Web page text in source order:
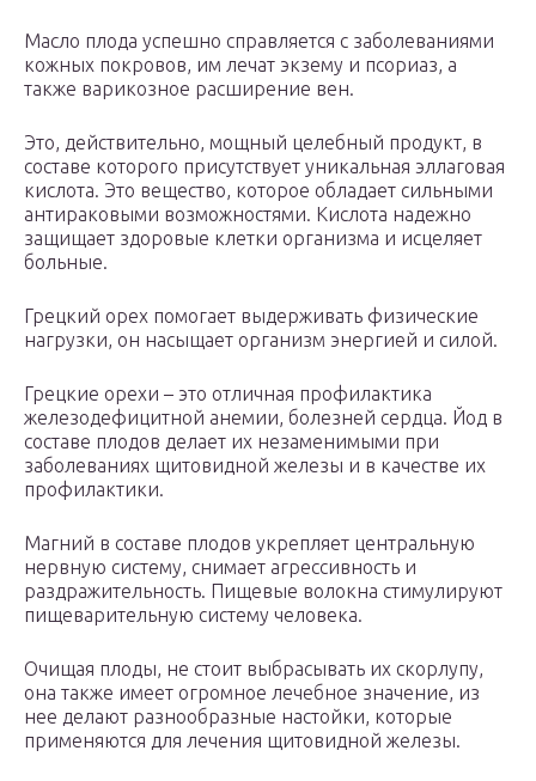
Масло плода успешно справляется с заболеваниями
кожных покровов, им лечат экзему и псориаз, а
также варикозное расширение вен.
Это, действительно, мощный целебный продукт, в
составе которого присутствует уникальная эллаговая
кислота. Это вещество, которое обладает сильными
антираковыми возможностями. Кислота надежно
защищает здоровые клетки организма и исцеляет
больные.
Грецкий орех помогает выдерживать физические
нагрузки, он насыщает организм энергией и силой.
Грецкие орехи – это отличная профилактика
железодефицитной анемии, болезней сердца. Йод в
составе плодов делает их незаменимыми при
заболеваниях щитовидной железы и в качестве их
профилактики.
Магний в составе плодов укрепляет центральную
нервную систему, снимает агрессивность и
раздражительность. Пищевые волокна стимулируют
пищеварительную систему человека.
Очищая плоды, не стоит выбрасывать их скорлупу,
она также имеет огромное лечебное значение, из
нее делают разнообразные настойки, которые
применяются для лечения щитовидной железы.